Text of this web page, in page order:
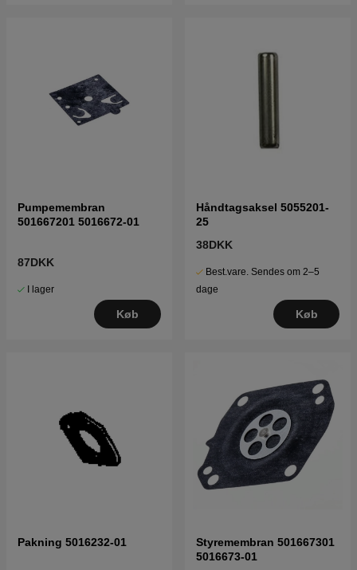
Pumpemembran
501667201 5016672-01
87DKK
I lager
Køb
Håndtagsaksel 5055201-
25
38DKK
Best.vare. Sendes om 2–5
dage
Køb
Pakning 5016232-01
Styremembran 501667301
5016673-01